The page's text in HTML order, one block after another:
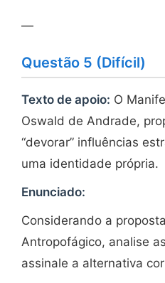
—
Questão 5 (Difícil)
Texto de apoio: O
Oswald de Andrade,
“devorar” influências
uma identidade própria.
Enunciado:
Considerando a
Antropofágico, analise
assinale a alternativa